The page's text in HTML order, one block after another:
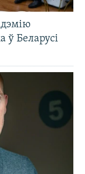
ў Беларусі